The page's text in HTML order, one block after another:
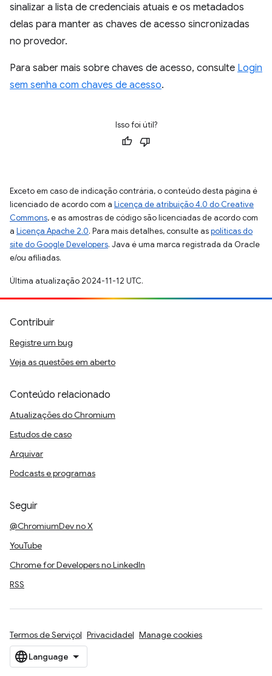
sinalizar a lista de credenciais atuais e os metadados
delas para manter as chaves de acesso sincronizadas
no provedor.
Para saber mais sobre chaves de acesso, consulte Login
sem senha com chaves de acesso.
Isso foi útil?
Exceto em caso de indicação contrária, o conteúdo desta página é
licenciado de acordo com a Licença de atribuição 4.0 do Creative
Commons, e as amostras de código são licenciadas de acordo com
a Licença Apache 2.0. Para mais detalhes, consulte aspolíticas do
site do Google Developers. Java é uma marca registrada da Oracle
e/ou afiliadas.
Última atualização 2024-11-12 UTC.
Contribuir
Registre um bug
Veja as questões em aberto
Conteúdo relacionado
Atualizações do Chromium
Estudos de caso
Arquivar
Podcasts e programas
Seguir
@ChromiumDev no X
YouTube
Chrome for Developers no LinkedIn
RSS
Termos de Serviço Privacidade Manage cookies